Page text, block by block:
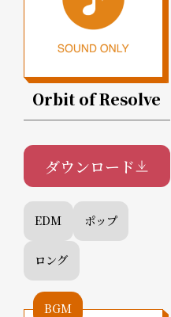
Orbit of Resolve
ダウンロード
EDM ポップ
ロング
BGM